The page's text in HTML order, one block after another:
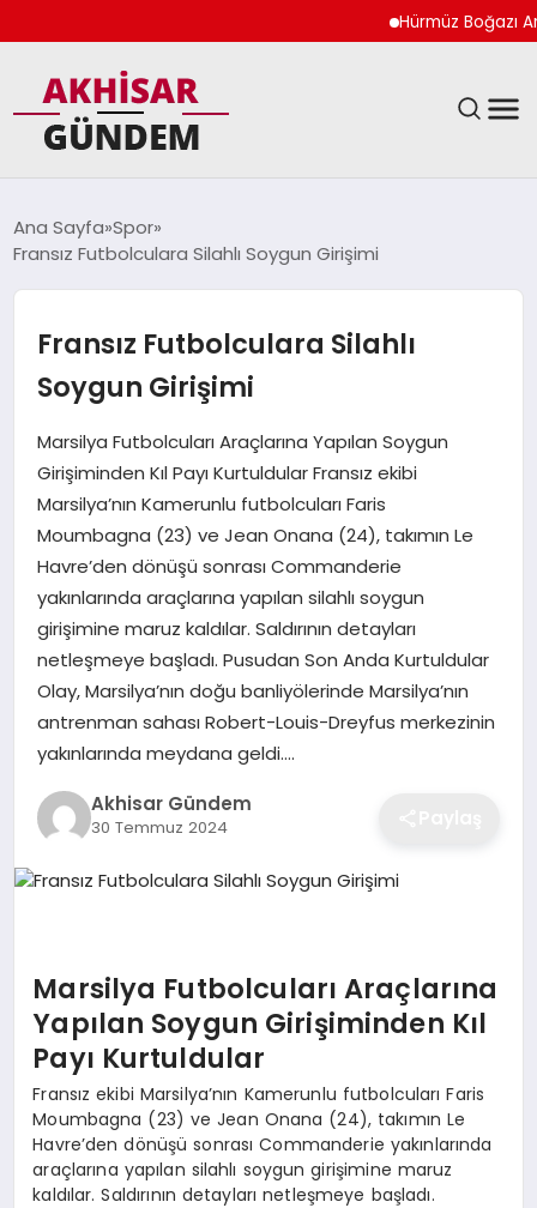
Hürmüz Boğazı
EKONOMI
SPOR
TEKNOLOJI
YAŞAM
Ana Sayfa Spor
Fransız Futbolculara Silahlı Soygun Girişimi
Fransız Futbolculara Silahlı
Soygun Girişimi
Marsilya Futbolcuları Araçlarına Yapılan Soygun
Girişiminden Kıl Payı Kurtuldular Fransız ekibi
Marsilya’nın Kamerunlu futbolcuları Faris
Moumbagna (23) ve Jean Onana (24), takımın Le
Havre’den dönüşü sonrası Commanderie
yakınlarında araçlarına yapılan silahlı soygun
girişimine maruz kaldılar. Saldırının detayları
netleşmeye başladı. Pusudan Son Anda Kurtuldular
Olay, Marsilya’nın doğu banliyölerinde Marsilya’nın
antrenman sahası Robert-Louis-Dreyfus merkezinin
yakınlarında meydana geldi….
Akhisar Gündem
30 Temmuz 2024
Marsilya Futbolcuları Araçlarına
Yapılan Soygun Girişiminden Kıl
Payı Kurtuldular
Fransız ekibi Marsilya’nın Kamerunlu futbolcuları Faris
Moumbagna (23) ve Jean Onana (24), takımın Le
Havre’den dönüşü sonrası Commanderie yakınlarında
araçlarına yapılan silahlı soygun girişimine maruz
kaldılar. Saldırının detayları netleşmeye başladı.